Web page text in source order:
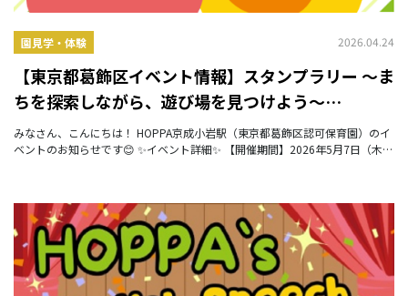
園見学・体験 2026.04.24
【東京都葛飾区イベント情報】スタンプラリー ～ま
ちを探索しながら、遊び場を見つけよう～
【HOPPA京成小岩駅】
みなさん、こんにちは！ HOPPA京成小岩駅（東京都葛飾区認可保育園）のイ
ベントのお知らせです😊 ✨イベント詳細✨ 【開催期間】2026年5月7日（木）